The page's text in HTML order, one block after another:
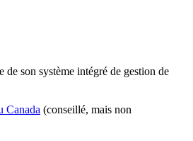
son système intégré de gestion de
Canada (conseillé, mais non